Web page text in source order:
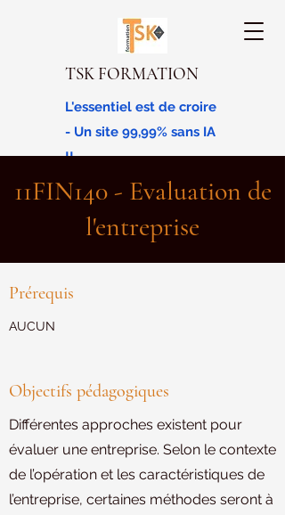
TSK FORMATION
L'essentiel est de croire
- Un site 99,99% sans IA
!!
11FIN140 - Evaluation de
l'entreprise
Prérequis
AUCUN
Objectifs pédagogiques
Différentes approches existent pour
évaluer une entreprise. Selon le contexte
de l’opération et les caractéristiques de
l’entreprise, certaines méthodes seront à